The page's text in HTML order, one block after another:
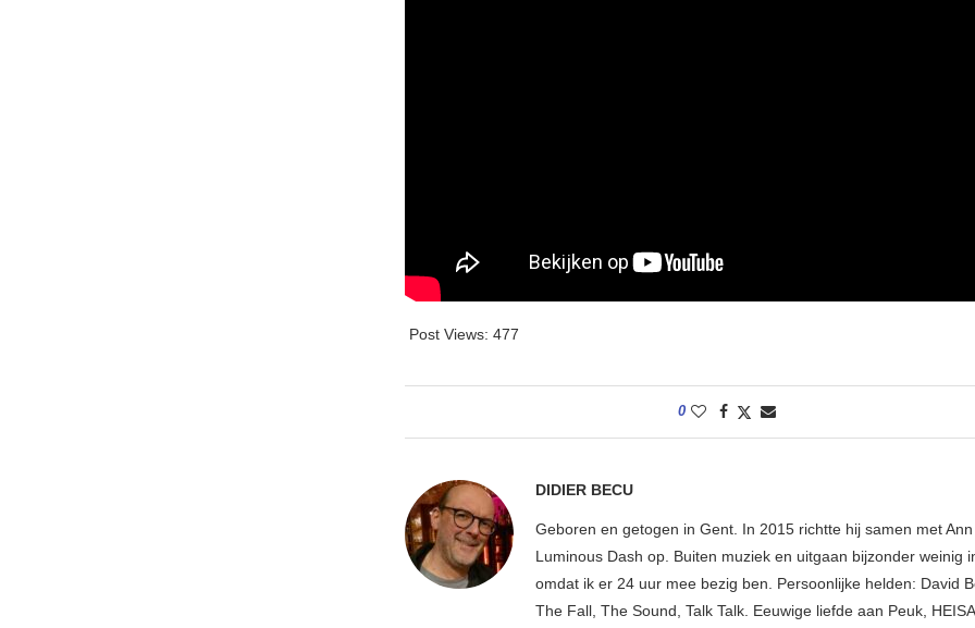
Post Views: 477
0
DIDIER BECU
Geboren en getogen in Gent. In 2015 richtte hij samen met
Luminous Dash op. Buiten muziek en uitgaan bijzonder weinig
omdat ik er 24 uur mee bezig ben. Persoonlijke helden: David
The Fall, The Sound, Talk Talk. Eeuwige liefde aan Peuk,